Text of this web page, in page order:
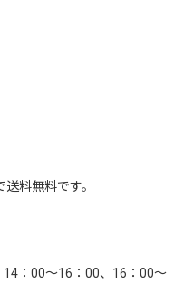
料無料です。
：00～16：00、16：00～